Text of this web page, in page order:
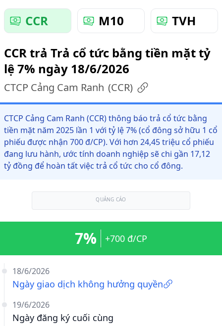
CCR M10
TVH
CCR trả Trả cổ tức bằng tiền mặt tỷ
lệ 7% ngày 18/6/2026
CTCP Cảng Cam Ranh (CCR)
CTCP Cảng Cam Ranh (CCR) thông báo trả cổ tức bằng
tiền mặt năm 2025 lần 1 với tỷ lệ 7% (cổ đông sở hữu 1 cổ
phiếu được nhận 700 đ/CP). Với hơn 24,45 triệu cổ phiếu
đang lưu hành, ước tính doanh nghiệp sẽ chi gần 17,12
tỷ đồng để hoàn tất việc trả cổ tức cho cổ đông.
QUẢNG CÁO
18/6/2026
Ngày giao dịch không hưởng quyền
19/6/2026
Ngày đăng ký cuối cùng
7% +700 đ/CP